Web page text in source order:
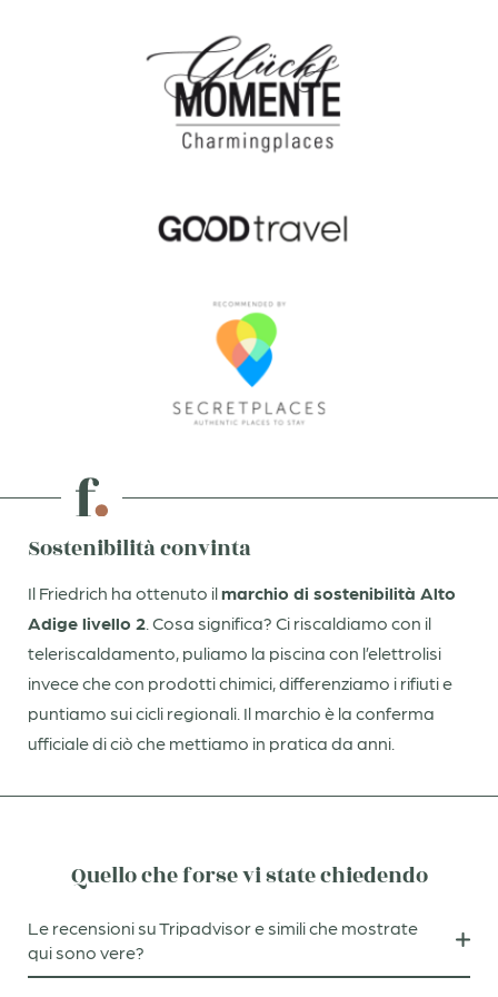
Sostenibilità convinta
Il Friedrich ha ottenuto ilmarchio di sostenibilità Alto
Adige livello 2 . Cosa significa? Ci riscaldiamo con il
teleriscaldamento, puliamo la piscina con l’elettrolisi
invece che con prodotti chimici, differenziamo i rifiuti e
puntiamo sui cicli regionali. Il marchio è la conferma
ufficiale di ciò che mettiamo in pratica da anni.
Quello che forse vi state chiedendo
Le recensioni su Tripadvisor e simili che mostrate
qui sono vere?
Registrazione alla newsletter
Signor Signora
Cognome*
E-mail*
Consenso marketing*
*campi obbligatori
Invia